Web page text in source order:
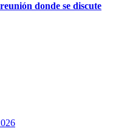
donde se discute